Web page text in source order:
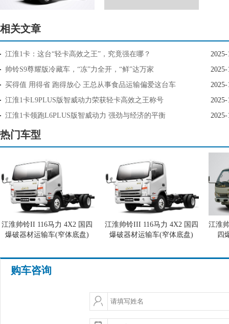
相关文章
江淮1卡：这台“轻卡高效之王”，究竟强在哪？
2025-
帅铃S9尊耀版冷藏车，“冻”力全开，“鲜”达万家
2025-
买得值 用得省 跑得放心 王总从事食品运输偏爱这台车
2025-
江淮1卡L9PLUS版智威动力荣获轻卡高效之王称号
2025-
江淮1卡领跑L6PLUS版智威动力 强劲与经济的平衡
2025-
热门车型
江淮帅铃II 116马力 4X2 国四
爆破器材运输车(窄体底盘)
江淮帅铃III 116马力 4X2 国四
爆破器材运输车(窄体底盘)
江淮
四
购车咨询